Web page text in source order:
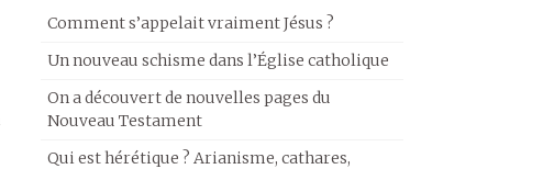
Comment s’appelait vraiment Jésus ?
Un nouveau schisme dans l’Église catholique
On a découvert de nouvelles pages du
Nouveau Testament
Qui est hérétique ? Arianisme, cathares,